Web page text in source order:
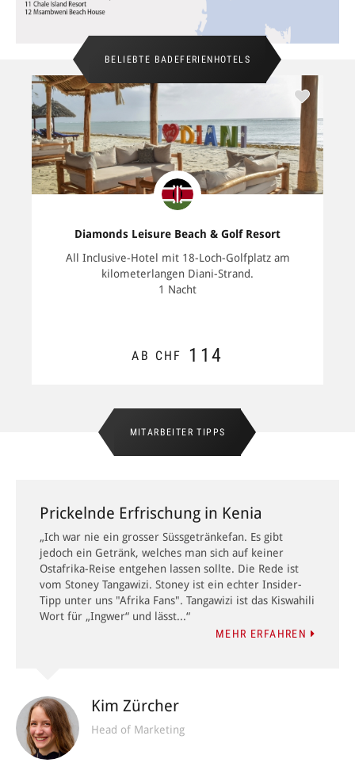
BELIEBTE BADEFERIENHOTELS
Diamonds Leisure Beach & Golf Resort
All Inclusive-Hotel mit 18-Loch-Golfplatz am
kilometerlangen Diani-Strand.
1 Nacht
AB CHF 114
MITARBEITER TIPPS
Prickelnde Erfrischung in Kenia
„Ich war nie ein grosser Süssgetränkefan. Es gibt
jedoch ein Getränk, welches man sich auf keiner
Ostafrika-Reise entgehen lassen sollte. Die Rede ist
vom Stoney Tangawizi. Stoney ist ein echter Insider-
Tipp unter uns "Afrika Fans". Tangawizi ist das Kiswahili
Wort für „Ingwer“ und lässt...“
MEHR ERFAHREN
Kim Zürcher
Head of Marketing